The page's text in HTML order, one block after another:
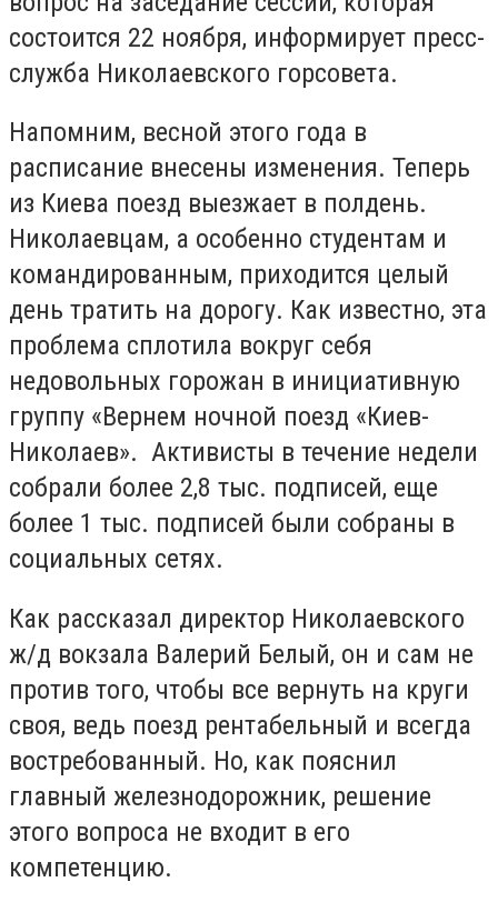
состоится 22 ноября, информирует пресс-
служба Николаевского горсовета.
Напомним, весной этого года в
расписание внесены изменения. Теперь
из Киева поезд выезжает в полдень.
Николаевцам, а особенно студентам и
командированным, приходится целый
день тратить на дорогу. Как известно, эта
проблема сплотила вокруг себя
недовольных горожан в инициативную
группу «Вернем ночной поезд «Киев-
Николаев». Активисты в течение недели
собрали более 2,8 тыс. подписей, еще
более 1 тыс. подписей были собраны в
социальных сетях.
Как рассказал директор Николаевского
ж/д вокзала Валерий Белый, он и сам не
против того, чтобы все вернуть на круги
своя, ведь поезд рентабельный и всегда
востребованный. Но, как пояснил
главный железнодорожник, решение
этого вопроса не входит в его
компетенцию.